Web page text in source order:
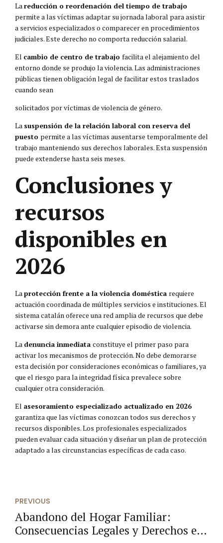
La reducción o reordenación del tiempo de trabajo
permite a las víctimas adaptar su jornada laboral para asistir
a servicios especializados o comparecer en procedimientos
judiciales. Este derecho no comporta reducción salarial.
El cambio de centro de trabajo facilita el alejamiento del
entorno donde se produjo la violencia. Las administraciones
públicas tienen obligación legal de facilitar estos traslados
cuando sean
solicitados por víctimas de violencia de género.
La suspensión de la relación laboral con reserva del
puesto permite a las víctimas ausentarse temporalmente del
trabajo manteniendo sus derechos laborales. Esta suspensión
puede extenderse hasta seis meses.
Conclusiones y
recursos
disponibles en
2026
La protección frente a la violencia doméstica requiere
actuación coordinada de múltiples servicios e instituciones. El
sistema catalán oferece una red amplia de recursos que debe
activarse sin demora ante cualquier episodio de violencia.
La denuncia inmediata constituye el primer paso para
activar los mecanismos de protección. No debe demorarse
esta decisión por consideraciones económicas o familiares, ya
que el riesgo para la integridad física prevalece sobre
cualquier otra consideración.
El asesoramiento especializado actualizado en 2026
garantiza que las víctimas conozcan todos sus derechos y
recursos disponibles. Los profesionales especializados
pueden evaluar cada situación y diseñar un plan de protección
adaptado a las circunstancias específicas de cada caso.
PREVIOUS
Abandono del Hogar Familiar:
Consecuencias Legales y Derechos en